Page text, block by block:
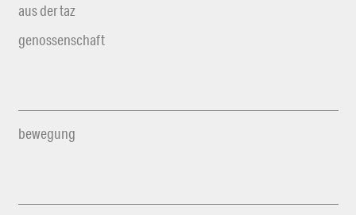
aus der taz
genossenschaft
bewegung